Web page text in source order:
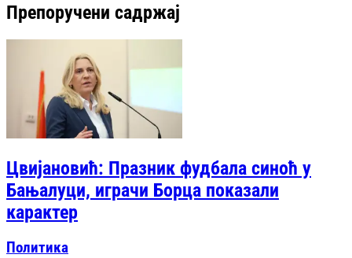
Препоручени садржај
Цвијановић: Празник фудбала синоћ у
Бањалуци, играчи Борца показали
карактер
Политика